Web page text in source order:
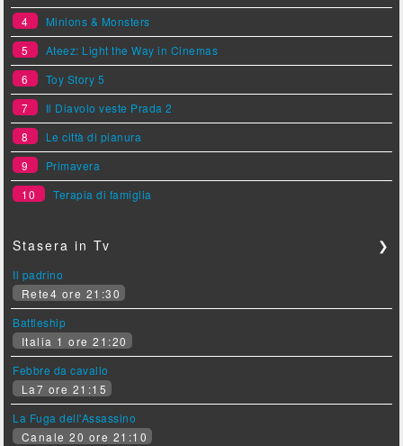
4
Minions & Monsters
5
Ateez: Light the Way in Cinemas
6
Toy Story 5
7
Il Diavolo veste Prada 2
8
Le città di pianura
9
Primavera
10
Terapia di famiglia
Stasera in Tv ❯
Il padrino
Rete4 ore 21:30
Battleship
Italia 1 ore 21:20
Febbre da cavallo
La7 ore 21:15
La Fuga dell'Assassino
Canale 20 ore 21:10